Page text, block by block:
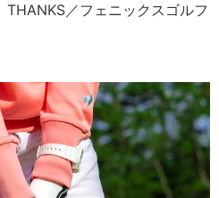
／フェニックスゴルフ